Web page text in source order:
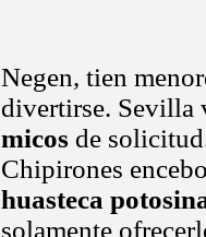
Negen, tien
divertirse. Sevilla
micos de
Chipirones
huasteca
solamente